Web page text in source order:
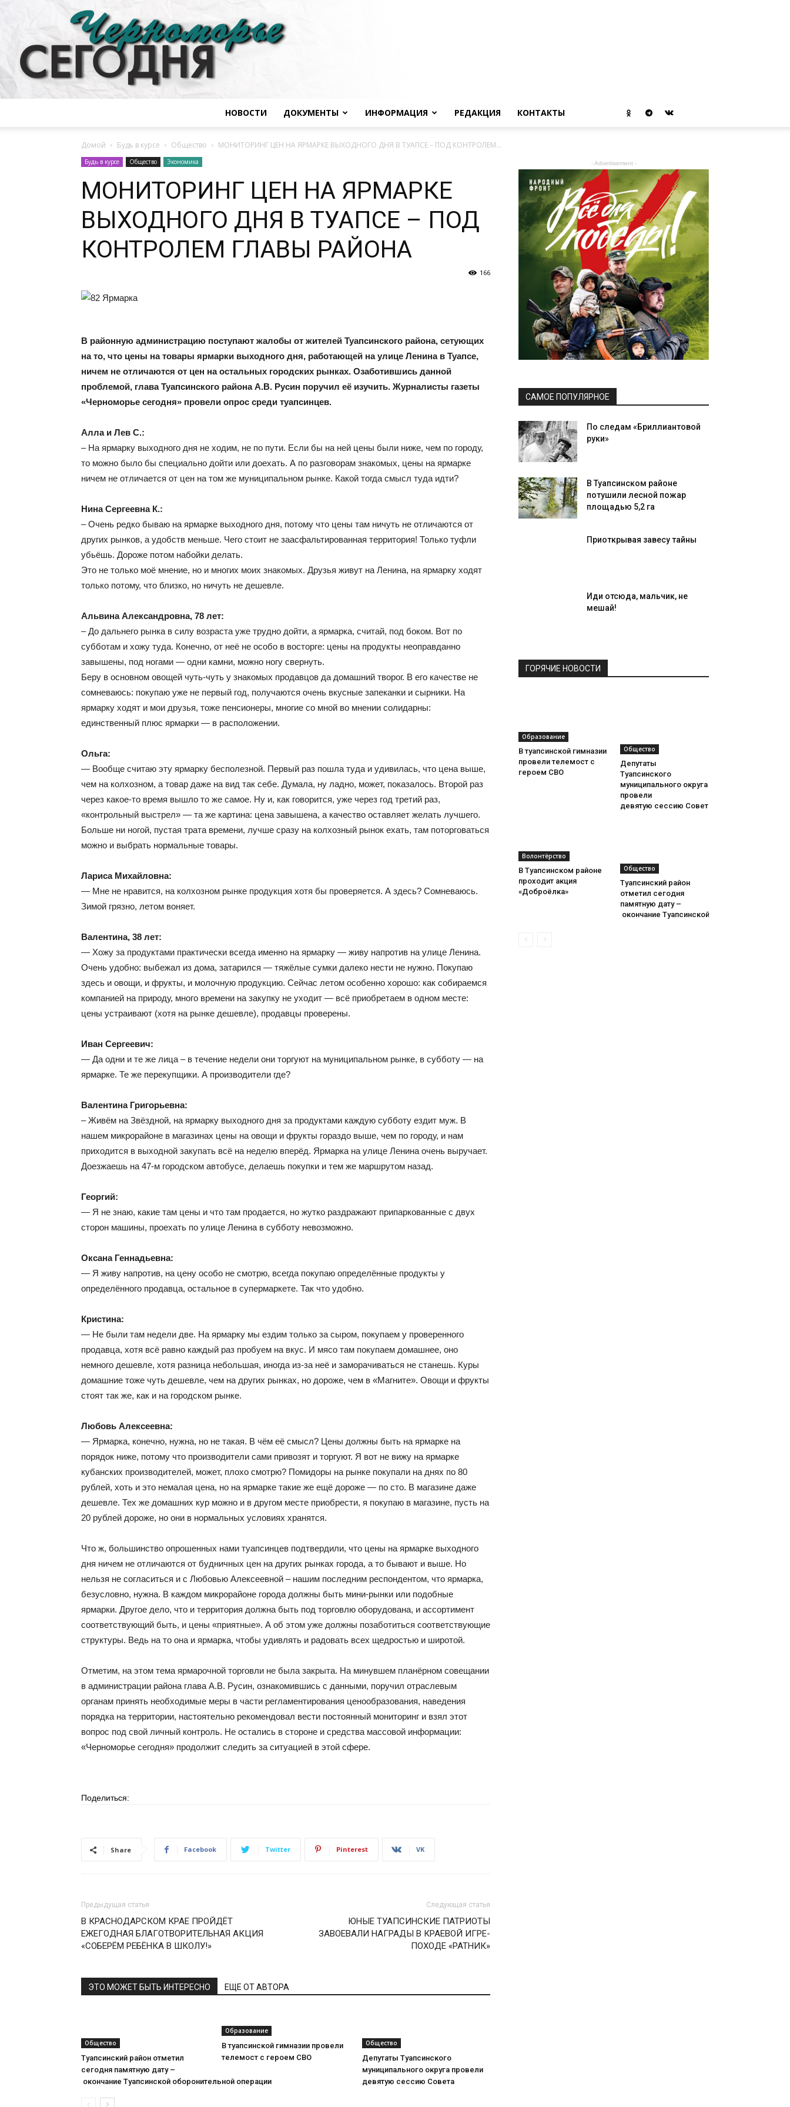
сегодня
НОВОСТИ ДОКУМЕНТЫ ИНФОРМАЦИЯ РЕДАКЦИЯ КОНТАКТЫ
Домой Будь в курсе Общество МОНИТОРИНГ ЦЕН НА ЯРМАРКЕ ВЫХОДНОГО ДНЯ В ТУАПСЕ – ПОД КОНТРОЛЕМ...
Будь в курсе Общество Экономика
МОНИТОРИНГ ЦЕН НА ЯРМАРКЕ
ВЫХОДНОГО ДНЯ В ТУАПСЕ – ПОД
КОНТРОЛЕМ ГЛАВЫ РАЙОНА
166
В районную администрацию поступают жалобы от жителей Туапсинского района, сетующих
на то, что цены на товары ярмарки выходного дня, работающей на улице Ленина в Туапсе,
ничем не отличаются от цен на остальных городских рынках. Озаботившись данной
проблемой, глава Туапсинского района А.В. Русин поручил её изучить. Журналисты газеты
«Черноморье сегодня» провели опрос среди туапсинцев.
Алла и Лев С.:
– На ярмарку выходного дня не ходим, не по пути. Если бы на ней цены были ниже, чем по городу,
то можно было бы специально дойти или доехать. А по разговорам знакомых, цены на ярмарке
ничем не отличается от цен на том же муниципальном рынке. Какой тогда смысл туда идти?
Нина Сергеевна К.:
– Очень редко бываю на ярмарке выходного дня, потому что цены там ничуть не отличаются от
других рынков, а удобств меньше. Чего стоит не заасфальтированная территория! Только туфли
убьёшь. Дороже потом набойки делать.
Это не только моё мнение, но и многих моих знакомых. Друзья живут на Ленина, на ярмарку ходят
только потому, что близко, но ничуть не дешевле.
Альвина Александровна, 78 лет:
– До дальнего рынка в силу возраста уже трудно дойти, а ярмарка, считай, под боком. Вот по
субботам и хожу туда. Конечно, от неё не особо в восторге: цены на продукты неоправданно
завышены, под ногами — одни камни, можно ногу свернуть.
Беру в основном овощей чуть-чуть у знакомых продавцов да домашний творог. В его качестве не
сомневаюсь: покупаю уже не первый год, получаются очень вкусные запеканки и сырники. На
ярмарку ходят и мои друзья, тоже пенсионеры, многие со мной во мнении солидарны:
единственный плюс ярмарки — в расположении.
Ольга:
— Вообще считаю эту ярмарку бесполезной. Первый раз пошла туда и удивилась, что цена выше,
чем на колхозном, а товар даже на вид так себе. Думала, ну ладно, может, показалось. Второй раз
через какое-то время вышло то же самое. Ну и, как говорится, уже через год третий раз,
«контрольный выстрел» — та же картина: цена завышена, а качество оставляет желать лучшего.
Больше ни ногой, пустая трата времени, лучше сразу на колхозный рынок ехать, там поторговаться
можно и выбрать нормальные товары.
Лариса Михайловна:
— Мне не нравится, на колхозном рынке продукция хотя бы проверяется. А здесь? Сомневаюсь.
Зимой грязно, летом воняет.
Валентина, 38 лет:
— Хожу за продуктами практически всегда именно на ярмарку — живу напротив на улице Ленина.
Очень удобно: выбежал из дома, затарился — тяжёлые сумки далеко нести не нужно. Покупаю
здесь и овощи, и фрукты, и молочную продукцию. Сейчас летом особенно хорошо: как собираемся
компанией на природу, много времени на закупку не уходит — всё приобретаем в одном месте:
цены устраивают (хотя на рынке дешевле), продавцы проверены.
Иван Сергеевич:
— Да одни и те же лица – в течение недели они торгуют на муниципальном рынке, в субботу — на
ярмарке. Те же перекупщики. А производители где?
Валентина Григорьевна:
– Живём на Звёздной, на ярмарку выходного дня за продуктами каждую субботу ездит муж. В
нашем микрорайоне в магазинах цены на овощи и фрукты гораздо выше, чем по городу, и нам
приходится в выходной закупать всё на неделю вперёд. Ярмарка на улице Ленина очень выручает.
Доезжаешь на 47-м городском автобусе, делаешь покупки и тем же маршрутом назад.
Георгий:
— Я не знаю, какие там цены и что там продается, но жутко раздражают припаркованные с двух
сторон машины, проехать по улице Ленина в субботу невозможно.
Оксана Геннадьевна:
— Я живу напротив, на цену особо не смотрю, всегда покупаю определённые продукты у
определённого продавца, остальное в супермаркете. Так что удобно.
Кристина:
— Не были там недели две. На ярмарку мы ездим только за сыром, покупаем у проверенного
продавца, хотя всё равно каждый раз пробуем на вкус. И мясо там покупаем домашнее, оно
немного дешевле, хотя разница небольшая, иногда из-за неё и заморачиваться не станешь. Куры
домашние тоже чуть дешевле, чем на других рынках, но дороже, чем в «Магните». Овощи и фрукты
стоят так же, как и на городском рынке.
Любовь Алексеевна:
— Ярмарка, конечно, нужна, но не такая. В чём её смысл? Цены должны быть на ярмарке на
порядок ниже, потому что производители сами привозят и торгуют. Я вот не вижу на ярмарке
кубанских производителей, может, плохо смотрю? Помидоры на рынке покупали на днях по 80
рублей, хоть и это немалая цена, но на ярмарке такие же ещё дороже — по сто. В магазине даже
дешевле. Тех же домашних кур можно и в другом месте приобрести, я покупаю в магазине, пусть на
20 рублей дороже, но они в нормальных условиях хранятся.
Что ж, большинство опрошенных нами туапсинцев подтвердили, что цены на ярмарке выходного
дня ничем не отличаются от будничных цен на других рынках города, а то бывают и выше. Но
нельзя не согласиться и с Любовью Алексеевной – нашим последним респондентом, что ярмарка,
безусловно, нужна. В каждом микрорайоне города должны быть мини-рынки или подобные
ярмарки. Другое дело, что и территория должна быть под торговлю оборудована, и ассортимент
соответствующий быть, и цены «приятные». А об этом уже должны позаботиться соответствующие
структуры. Ведь на то она и ярмарка, чтобы удивлять и радовать всех щедростью и широтой.
Отметим, на этом тема ярмарочной торговли не была закрыта. На минувшем планёрном совещании
в администрации района глава А.В. Русин, ознакомившись с данными, поручил отраслевым
органам принять необходимые меры в части регламентирования ценообразования, наведения
порядка на территории, настоятельно рекомендовал вести постоянный мониторинг и взял этот
вопрос под свой личный контроль. Не остались в стороне и средства массовой информации:
«Черноморье сегодня» продолжит следить за ситуацией в этой сфере.
Поделиться:
Share Facebook Twitter Pinterest VK
Предыдущая статья
В КРАСНОДАРСКОМ КРАЕ ПРОЙДЁТ
ЕЖЕГОДНАЯ БЛАГОТВОРИТЕЛЬНАЯ АКЦИЯ
«СОБЕРЁМ РЕБЁНКА В ШКОЛУ!»
Следующая статья
ЮНЫЕ ТУАПСИНСКИЕ ПАТРИОТЫ
ЗАВОЕВАЛИ НАГРАДЫ В КРАЕВОЙ ИГРЕ-
ПОХОДЕ «РАТНИК»
ЭТО МОЖЕТ БЫТЬ ИНТЕРЕСНО ЕЩЕ ОТ АВТОРА
Общество
Туапсинский район отметил
сегодня памятную дату –
окончание Туапсинской оборонительной операции
Образование
В туапсинской гимназии провели
телемост с героем СВО
Общество
Депутаты Туапсинского
муниципального округа провели
девятую сессию Совета
- Advertisement -
САМОЕ ПОПУЛЯРНОЕ
По следам «Бриллиантовой
руки»
В Туапсинском районе
потушили лесной пожар
площадью 5,2 га
Приоткрывая завесу тайны
Иди отсюда, мальчик, не
мешай!
ГОРЯЧИЕ НОВОСТИ
Образование
В туапсинской гимназии
провели телемост с
героем СВО
Общество
Депутаты
Туапсинского
муниципального округа
провели
девятую сессию Совета
Волонтёрство
В Туапсинском районе
проходит акция
«Доброёлка»
Общество
Туапсинский район
отметил сегодня
памятную дату –
окончание Туапсинской оборонительной